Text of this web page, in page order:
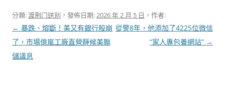
分類:渡荆门送别 ，發佈日期:2026 年 2 月 5 日 ，作者:
文
章
導
← 暴跌、熔斷！美又有銀行股崩
了，市場億嵐工廠直營靜候美聯
儲議息
從警8年，他添加了4225位微信
“家人專包養網站” →